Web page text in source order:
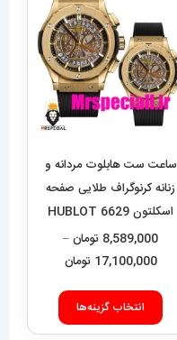
ساعت ست هابلوت مردانه و
زنانه کرنوگراف طلایی صفحه
اسکلتون 6629 HUBLOT
BIG BANG
8,589,000 تومان–
17,100,000 تومانمحدوده
تا
انتخاب گزینه‌ها
این
محصول